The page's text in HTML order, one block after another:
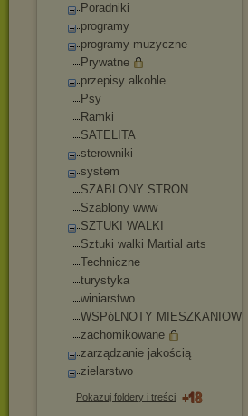
Poradniki
programy
programy muzyczne
Prywatne
przepisy alkohle
Psy
Ramki
SATELITA
sterowniki
system
SZABLONY STRON
Szablony www
SZTUKI WALKI
Sztuki walki Martial arts
Techniczne
turystyka
winiarstwo
WSPóLNOTY MIESZKANIOWE
zachomikowane
zarządzanie jakością
zielarstwo
Pokazuj foldery i treści